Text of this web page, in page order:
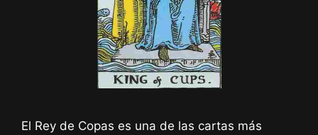
El Rey de Copas es una de las cartas más